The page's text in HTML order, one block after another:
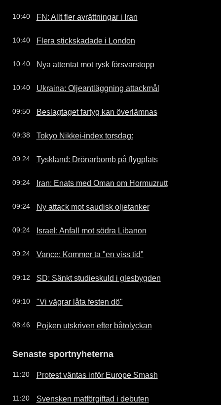
10:40 FN: Allt fler avrättningar i Iran
10:40 Flera stickskadade i London
10:40 Nya attentat mot rysk försvarstopp
10:40 Ukraina: Oljeantläggning attackmål
09:50 Beslagtaget fartyg kan överlämnas
09:38 Tokyo Nikkei-index torsdag:
09:24 Tyskland: Drönarbomb på flygplats
09:24 Iran: Enats med Oman om Hormuzrutt
09:24 Ny attack mot saudisk oljetanker
09:24 Israel: Anfall mot södra Libanon
09:24 Vance: Kommer ta "en viss tid"
09:12 SD: Sänkt studieskuld i glesbygden
09:10 "Vi vägrar låta festen dö"
08:46 Pojken utskriven efter båtolyckan
Senaste sportnyheterna
11:20 Protest väntas inför Europe Smash
11:20 Svensken matförgiftad i debuten